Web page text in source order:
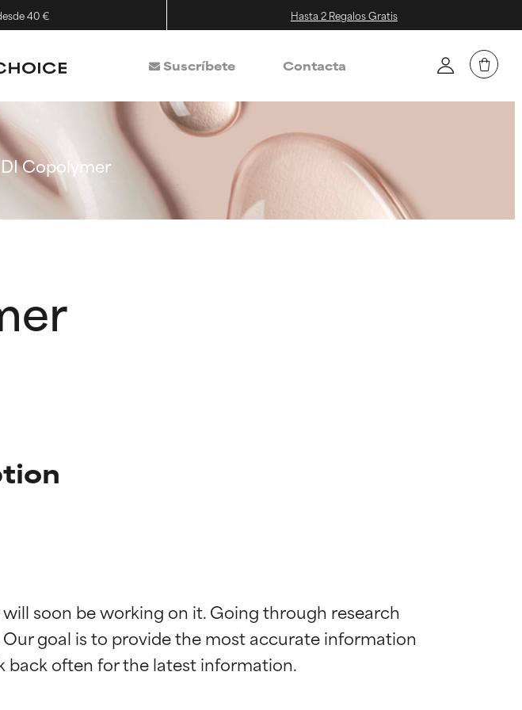
40 € Hasta 2 Regalos Gratis
Suscríbete Contacta
Copolymer
soon be working on it. Going through research
goal is to provide the most accurate information